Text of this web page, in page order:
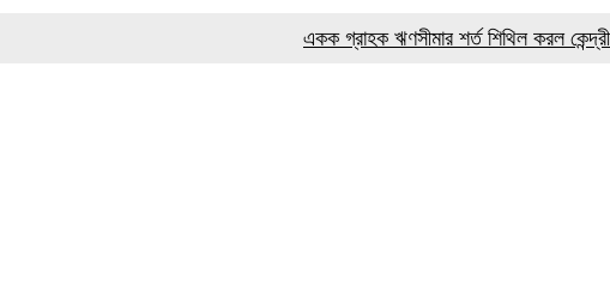
একক গ্রাহক ঋণসীমার শর্ত শিথিল করল কেন্দ্রীয় ব্যাংক